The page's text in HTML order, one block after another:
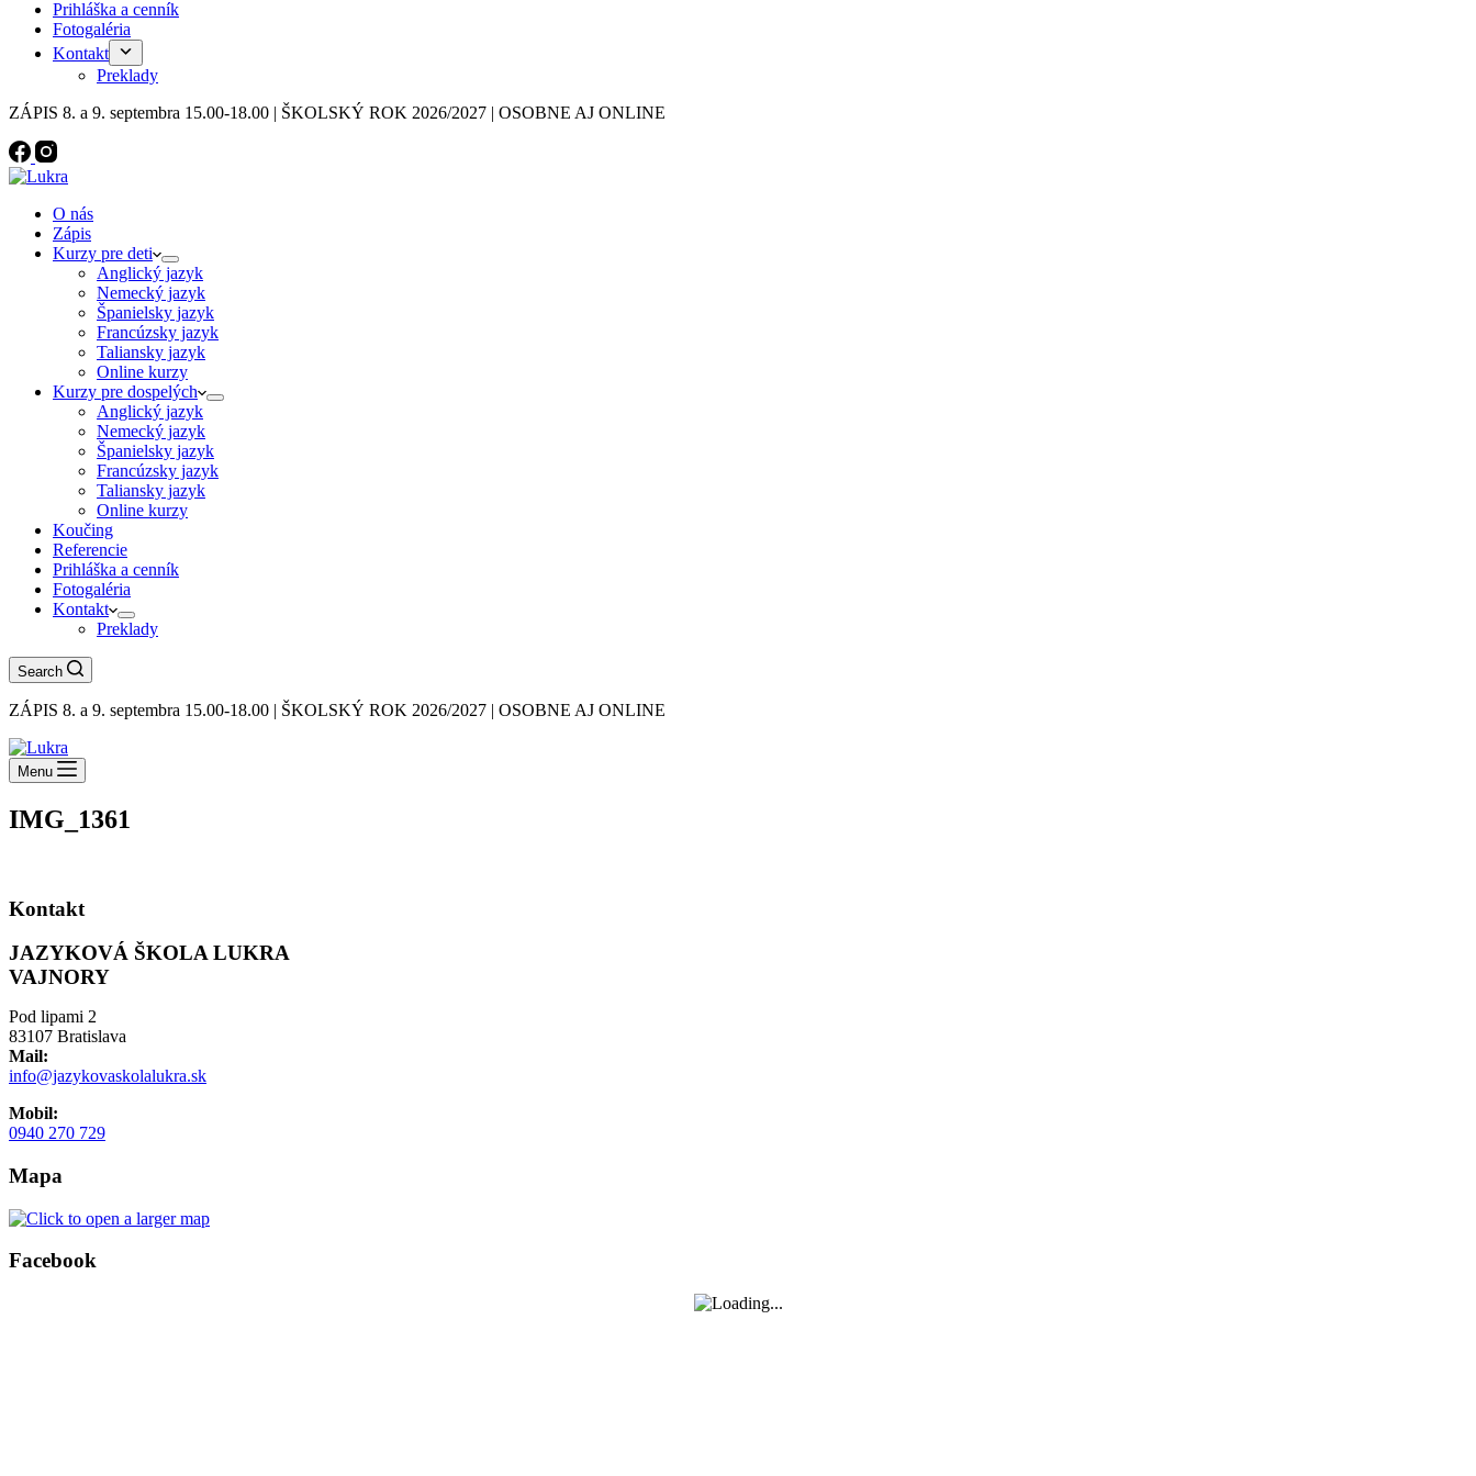
Prihláška a cenník
Fotogaléria
Kontakt
Preklady
ZÁPIS 8. a 9. septembra 15.00-18.00 | ŠKOLSKÝ ROK 2026/2027 | OSOBNE AJ ONLINE
O nás
Zápis
Kurzy pre deti
Anglický jazyk
Nemecký jazyk
Španielsky jazyk
Francúzsky jazyk
Taliansky jazyk
Online kurzy
Kurzy pre dospelých
Anglický jazyk
Nemecký jazyk
Španielsky jazyk
Francúzsky jazyk
Taliansky jazyk
Online kurzy
Koučing
Referencie
Prihláška a cenník
Fotogaléria
Kontakt
Preklady
Search
ZÁPIS 8. a 9. septembra 15.00-18.00 | ŠKOLSKÝ ROK 2026/2027 | OSOBNE AJ ONLINE
Menu
IMG_1361
Kontakt
JAZYKOVÁ ŠKOLA LUKRA
VAJNORY
Pod lipami 2
83107 Bratislava
Mail:
info@jazykovaskolalukra.sk
Mobil:
0940 270 729
Mapa
Facebook